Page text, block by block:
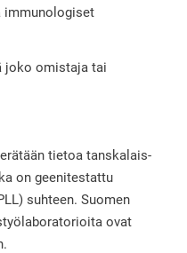
immunologiset
joko omistaja tai
tietoa tanskalais-
on geenitestattu
suhteen. Suomen
ovat